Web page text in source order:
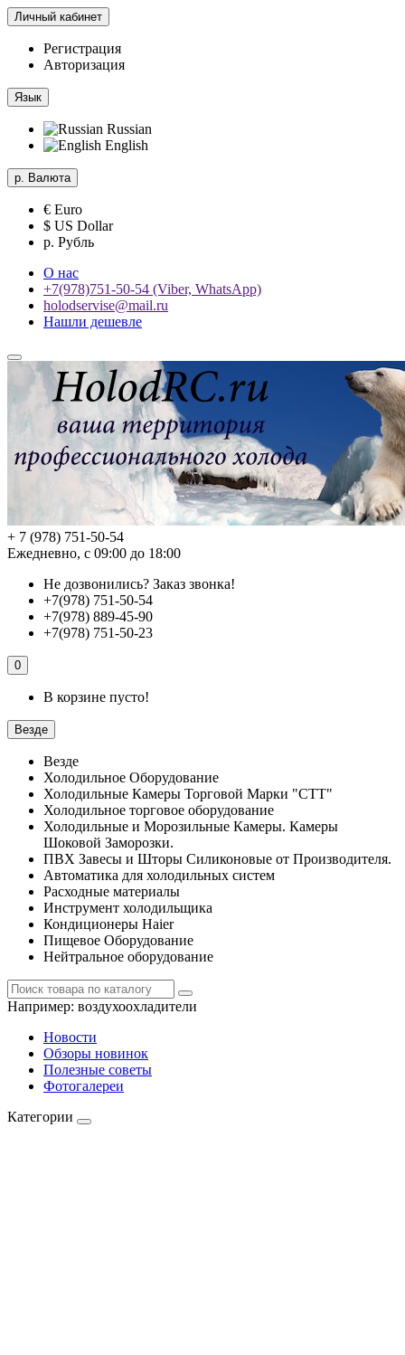
Личный кабинет
Регистрация
Авторизация
Язык
Russian
English
р. Валюта
€ Euro
$ US Dollar
р. Рубль
О нас
+7(978)751-50-54 (Viber, WhatsApp)
holodservise@mail.ru
Нашли дешевле
+ 7 (978) 751-50-54
Ежедневно, с 09:00 до 18:00
Не дозвонились? Заказ звонка!
+7(978) 751-50-54
+7(978) 889-45-90
+7(978) 751-50-23
0
В корзине пусто!
Везде
Везде
Холодильное Оборудование
Холодильные Камеры Торговой Марки "СТТ"
Холодильное торговое оборудование
Холодильные и Морозильные Камеры. Камеры
Шоковой Заморозки.
ПВХ Завесы и Шторы Силиконовые от Производителя.
Автоматика для холодильных систем
Расходные материалы
Инструмент холодильщика
Кондиционеры Haier
Пищевое Оборудование
Нейтральное оборудование
Например: воздухоохладители
Новости
Обзоры новинок
Полезные советы
Фотогалереи
Категории